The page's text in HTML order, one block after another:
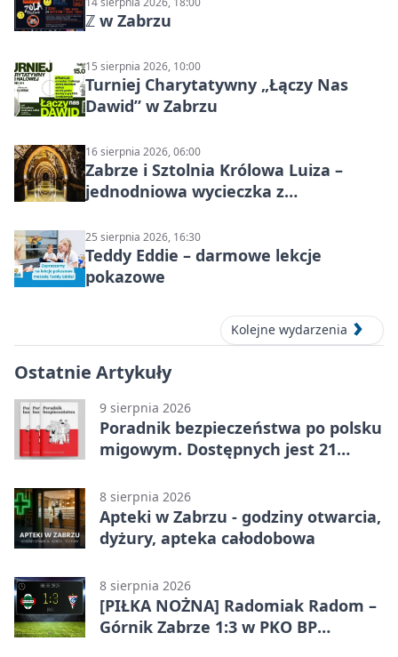
ℤ w Zabrzu
15 sierpnia 2026, 10:00
Turniej Charytatywny „Łączy Nas
Dawid” w Zabrzu
16 sierpnia 2026, 06:00
Zabrze i Sztolnia Królowa Luiza –
jednodniowa wycieczka z
miasta
25 sierpnia 2026, 16:30
Teddy Eddie – darmowe lekcje
pokazowe
Kolejne wydarzenia
Ostatnie Artykuły
9 sierpnia 2026
Poradnik bezpieczeństwa po polsku
migowym. Dostępnych jest 21
8 sierpnia 2026
Apteki w Zabrzu - godziny otwarcia,
dyżury, apteka całodobowa
8 sierpnia 2026
[PIŁKA NOŻNA] Radomiak Radom –
Górnik Zabrze 1:3 w PKO BP